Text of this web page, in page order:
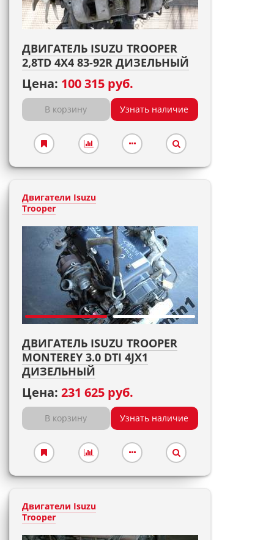
ДВИГАТЕЛЬ ISUZU TROOPER
2,8TD 4X4 83-92R ДИЗЕЛЬНЫЙ
Цена: 100 315 руб.
В корзину Узнать наличие
Двигатели Isuzu
Trooper
ДВИГАТЕЛЬ ISUZU TROOPER
MONTEREY 3.0 DTI 4JX1
ДИЗЕЛЬНЫЙ
Цена: 231 625 руб.
В корзину Узнать наличие
Двигатели Isuzu
Trooper